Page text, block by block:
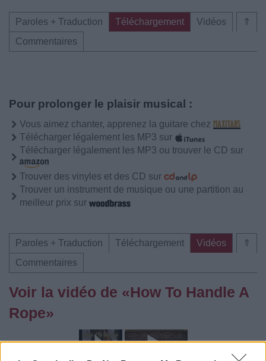
⇑
Paroles + Traduction Téléchargement
Vidéos
Commentaires
Pour prolonger le plaisir musical :
Vous aimez chanter, apprenez la guitare chez
Télécharger légalement les MP3 sur
Télécharger légalement les MP3 ou trouver le CD sur
Trouver des vinyles et des CD sur
Trouver un instrument de musique ou une partition au
meilleur prix sur
⇑
Paroles + Traduction Téléchargement
Vidéos
Commentaires
Voir la vidéo de «How To Handle A
Rope»